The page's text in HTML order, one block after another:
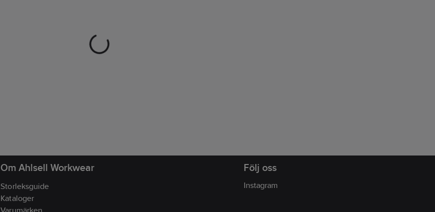
Om Ahlsell Workwear
Storleksguide
Kataloger
Följ oss
Instagram